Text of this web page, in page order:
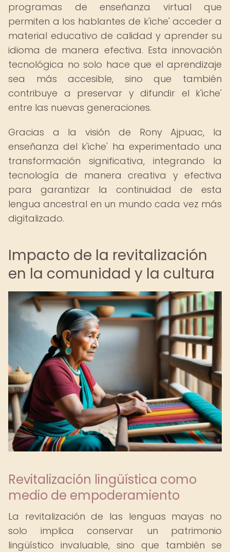
programas de enseñanza virtual que
permiten a los hablantes de k'iche' acceder a
material educativo de calidad y aprender su
idioma de manera efectiva. Esta innovación
tecnológica no solo hace que el aprendizaje
sea más accesible, sino que también
contribuye a preservar y difundir el k'iche'
entre las nuevas generaciones.
Gracias a la visión de Rony Ajpuac, la
enseñanza del k'iche' ha experimentado una
transformación significativa, integrando la
tecnología de manera creativa y efectiva
para garantizar la continuidad de esta
lengua ancestral en un mundo cada vez más
digitalizado.
Impacto de la revitalización
en la comunidad y la cultura
Revitalización lingüística como
medio de empoderamiento
La revitalización de las lenguas mayas no
solo implica conservar un patrimonio
lingüístico invaluable, sino que también se